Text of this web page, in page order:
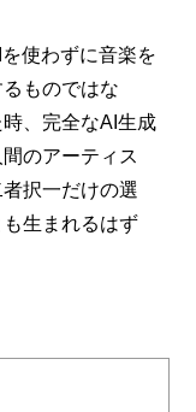
使わずに音楽を
ものではな
、完全なAI生成
のアーティス
択一だけの選
生まれるはず